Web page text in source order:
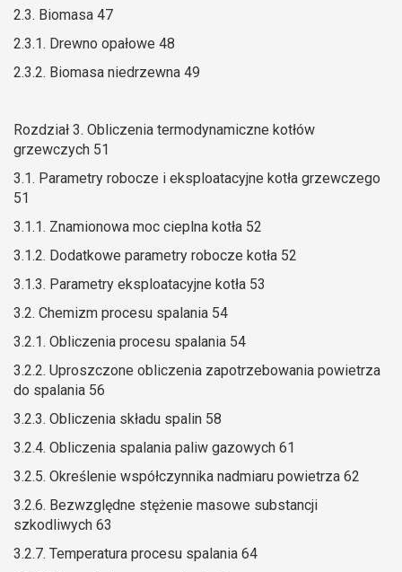
2.3. Biomasa 47
2.3.1. Drewno opałowe 48
2.3.2. Biomasa niedrzewna 49
Rozdział 3. Obliczenia termodynamiczne kotłów
grzewczych 51
3.1. Parametry robocze i eksploatacyjne kotła grzewczego
51
3.1.1. Znamionowa moc cieplna kotła 52
3.1.2. Dodatkowe parametry robocze kotła 52
3.1.3. Parametry eksploatacyjne kotła 53
3.2. Chemizm procesu spalania 54
3.2.1. Obliczenia procesu spalania 54
3.2.2. Uproszczone obliczenia zapotrzebowania powietrza
do spalania 56
3.2.3. Obliczenia składu spalin 58
3.2.4. Obliczenia spalania paliw gazowych 61
3.2.5. Określenie współczynnika nadmiaru powietrza 62
3.2.6. Bezwzględne stężenie masowe substancji
szkodliwych 63
3.2.7. Temperatura procesu spalania 64